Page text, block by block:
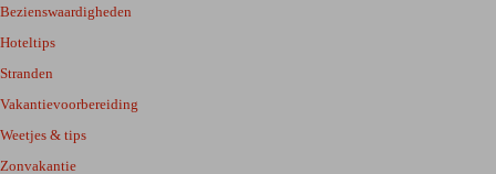
Bezienswaardigheden
Hoteltips
Stranden
Vakantievoorbereiding
Weetjes & tips
Zonvakantie